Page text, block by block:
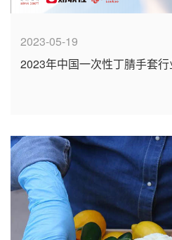
2023-05-19
2023年中国一次性丁腈手套